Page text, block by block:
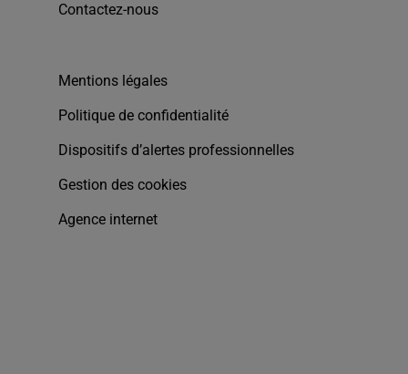
Contactez-nous
Mentions légales
Politique de confidentialité
Dispositifs d’alertes professionnelles
Gestion des cookies
Agence internet